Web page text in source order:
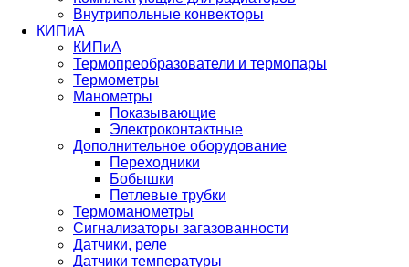
Внутрипольные конвекторы
КИПиА
КИПиА
Термопреобразователи и термопары
Термометры
Манометры
Показывающие
Электроконтактные
Дополнительное оборудование
Переходники
Бобышки
Петлевые трубки
Термоманометры
Сигнализаторы загазованности
Датчики, реле
Датчики температуры